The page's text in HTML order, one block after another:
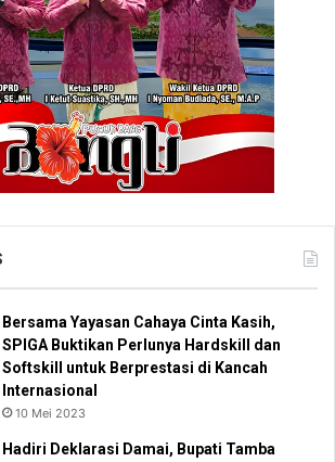
Bersama Yayasan Cahaya Cinta Kasih,
SPIGA Buktikan Perlunya Hardskill dan
Softskill untuk Berprestasi di Kancah
Internasional
10 Mei 2023
Hadiri Deklarasi Damai, Bupati Tamba